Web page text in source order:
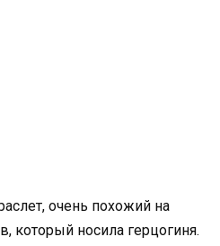
очень похожий на
который носила герцогиня.